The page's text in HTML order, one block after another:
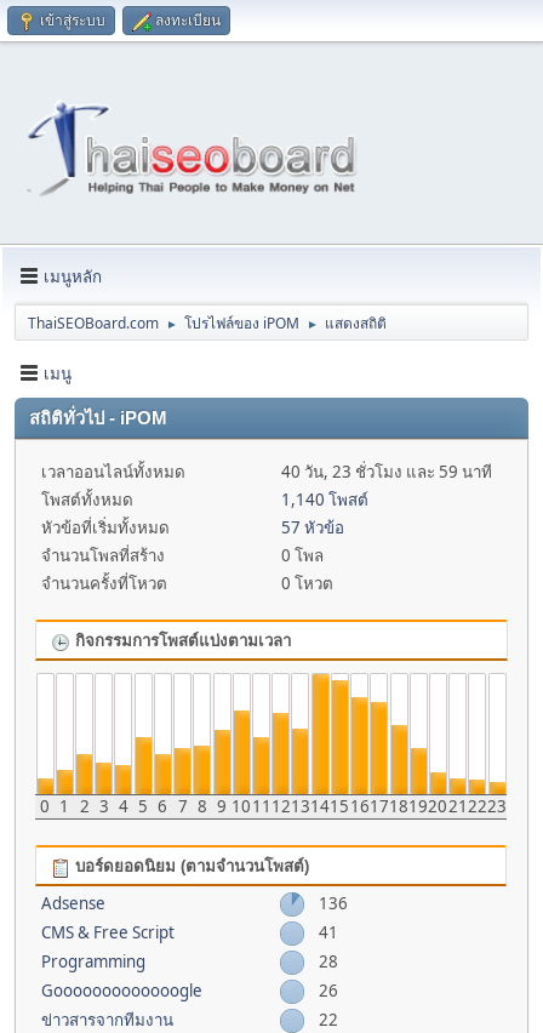
เข้าสู่ระบบ ลงทะเบียน
เมนูหลัก
ThaiSEOBoard.com ► โปรไฟล์ของ iPOM ► แสดงสถิติ
เมนู
สถิติทั่วไป - iPOM
เวลาออนไลน์ทั้งหมด
40 วัน, 23 ชั่วโมง และ 59 นาที
โพสต์ทั้งหมด
1,140 โพสต์
หัวข้อที่เริ่มทั้งหมด
57 หัวข้อ
จำนวนโพลที่สร้าง
0 โพล
จำนวนครั้งที่โหวต
0 โหวต
กิจกรรมการโพสต์แบ่งตามเวลา
0 1 2 3 4 5 6 7 8 9 1011 121314151617181920212223
บอร์ดยอดนิยม (ตามจำนวนโพสต์)
Adsense
136
CMS & Free Script
41
Programming
28
Gooooooooooooogle
26
ข่าวสารจากทีมงาน
22